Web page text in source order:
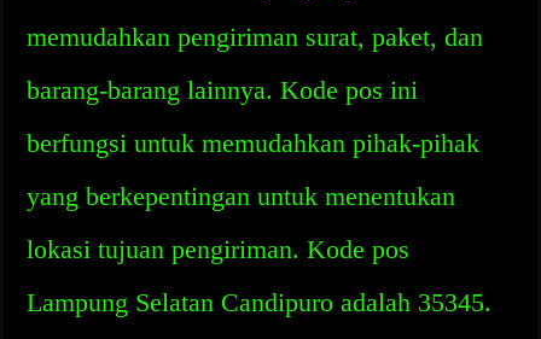
memudahkan pengiriman surat, paket, dan
barang-barang lainnya. Kode pos ini
berfungsi untuk memudahkan pihak-pihak
yang berkepentingan untuk menentukan
lokasi tujuan pengiriman. Kode pos
Lampung Selatan Candipuro adalah 35345.